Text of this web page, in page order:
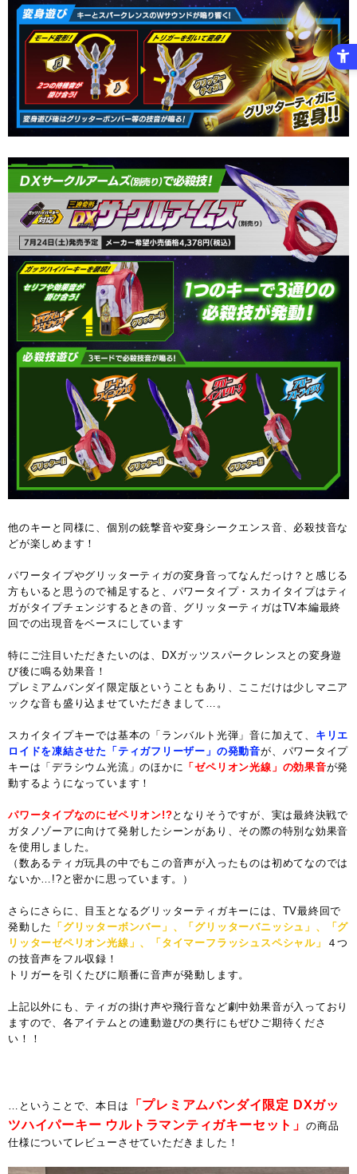
他のキーと同様に、個別の銃撃音や変身シークエンス音、必殺技音な
どが楽しめます！
パワータイプやグリッターティガの変身音ってなんだっけ？と感じる
方もいると思うので補足すると、パワータイプ・スカイタイプはティ
ガがタイプチェンジするときの音、グリッターティガはTV本編最終
回での出現音をベースにしています
特にご注目いただきたいのは、DXガッツスパークレンスとの変身遊
び後に鳴る効果音！
プレミアムバンダイ限定版ということもあり、ここだけは少しマニア
ックな音も盛り込ませていただきまして…。
スカイタイプキーでは基本の「ランバルト光弾」音に加えて、 キリエ
ロイドを凍結させた「ティガフリーザー」の発動音が、パワータイプ
キーは「デラシウム光流」のほかに 「ゼペリオン光線」の効果音が発
動するようになっています！
パワータイプなのにゼペリオン!?となりそうですが、実は最終決戦で
ガタノゾーアに向けて発射したシーンがあり、その際の特別な効果音
を使用しました。
（数あるティガ玩具の中でもこの音声が入ったものは初めてなのでは
ないか…!?と密かに思っています。）
さらにさらに、目玉となるグリッターティガキーには、TV最終回で
発動した 「グリッターボンバー」、「グリッターバニッシュ」、「グ
リッターゼペリオン光線」、「タイマーフラッシュスペシャル」
４つ
の技音声をフル収録！
トリガーを引くたびに順番に音声が発動します。
上記以外にも、ティガの掛け声や飛行音など劇中効果音が入っており
ますので、各アイテムとの連動遊びの奥行にもぜひご期待くださ
い！！
…ということで、本日は
「プレミアムバンダイ限定 DXガッ
ツハイパーキー ウルトラマンティガキーセット」 の商品
仕様についてレビューさせていただきました！